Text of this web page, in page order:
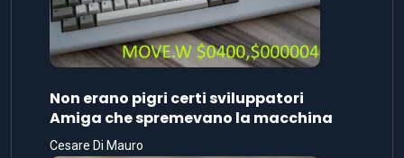
Non erano pigri certi sviluppatori
Amiga che spremevano la macchina
Cesare Di Mauro